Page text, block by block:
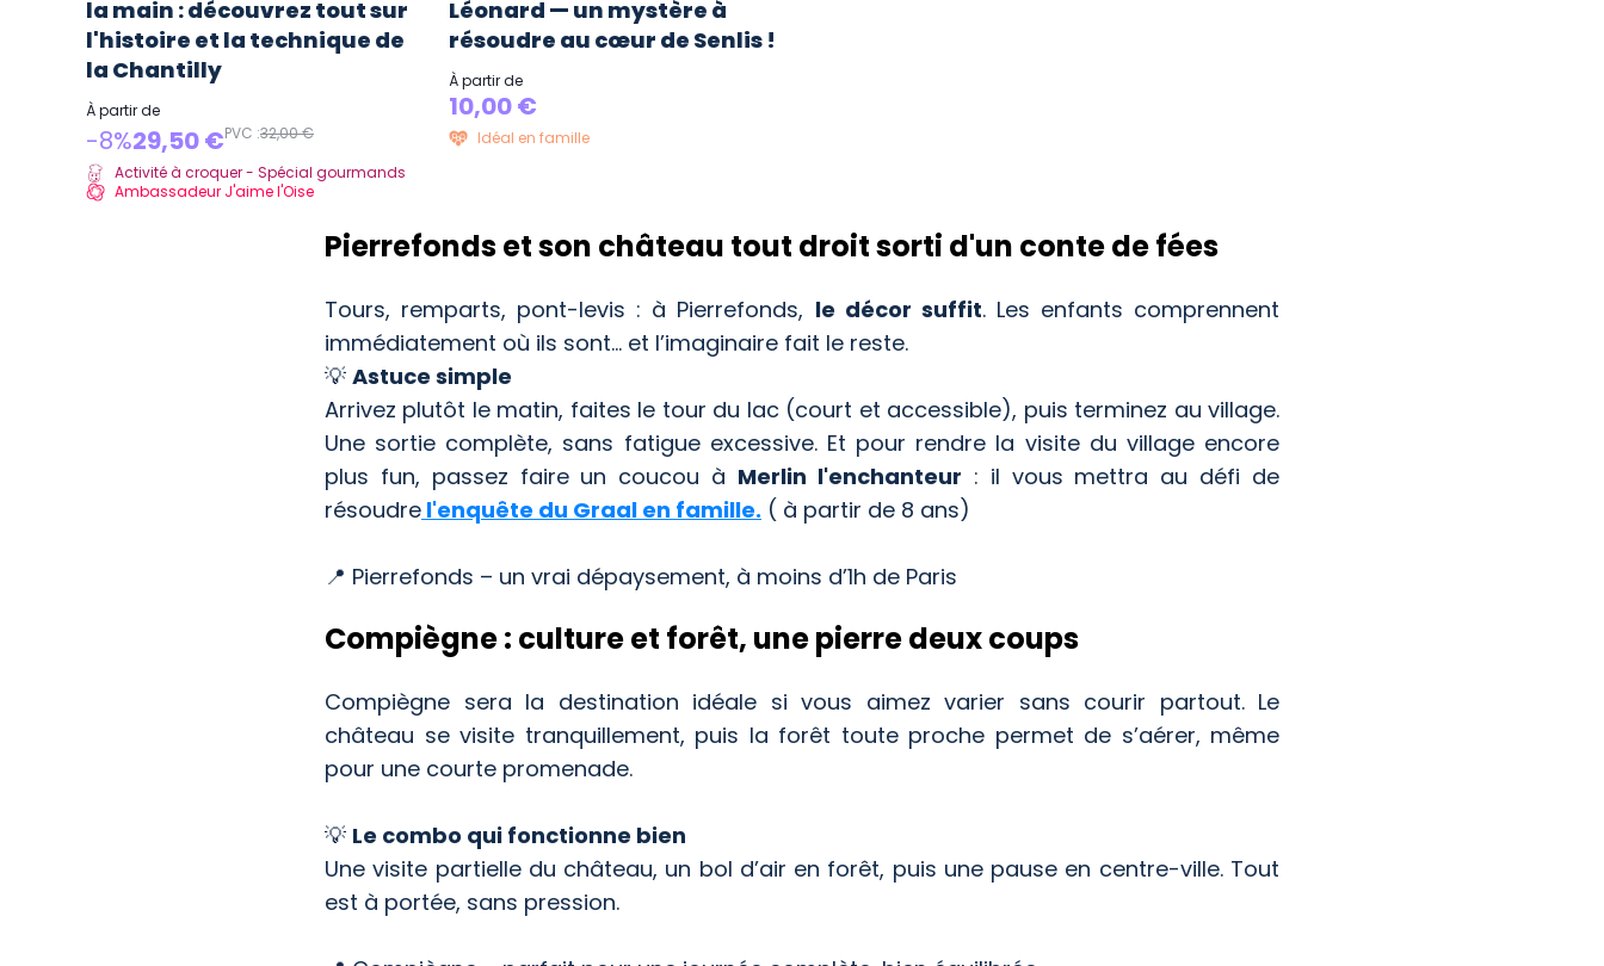
la main : découvrez tout sur
l'histoire et la technique de
la Chantilly
À partir de
-8%29,50 €PVC :32,00 €
Activité à croquer - Spécial gourmands
Ambassadeur J'aime l'Oise
Léonard — un mystère à
résoudre au cœur de Senlis !
À partir de
10,00 €
Idéal en famille
Pierrefonds et son château tout droit sorti d'un conte de fées
Tours, remparts, pont-levis : à Pierrefonds, le décor suffit. Les enfants comprennent
immédiatement où ils sont… et l’imaginaire fait le reste.
💡 Astuce simple
Arrivez plutôt le matin, faites le tour du lac (court et accessible), puis terminez au village.
Une sortie complète, sans fatigue excessive. Et pour rendre la visite du village encore
plus fun, passez faire un coucou à Merlin l'enchanteur : il vous mettra au défi de
résoudre l'enquête du Graal en famille. ( à partir de 8 ans)
📍 Pierrefonds – un vrai dépaysement, à moins d’1h de Paris
Compiègne : culture et forêt, une pierre deux coups
Compiègne sera la destination idéale si vous aimez varier sans courir partout. Le
château se visite tranquillement, puis la forêt toute proche permet de s’aérer, même
pour une courte promenade.
💡 Le combo qui fonctionne bien
Une visite partielle du château, un bol d’air en forêt, puis une pause en centre-ville. Tout
est à portée, sans pression.